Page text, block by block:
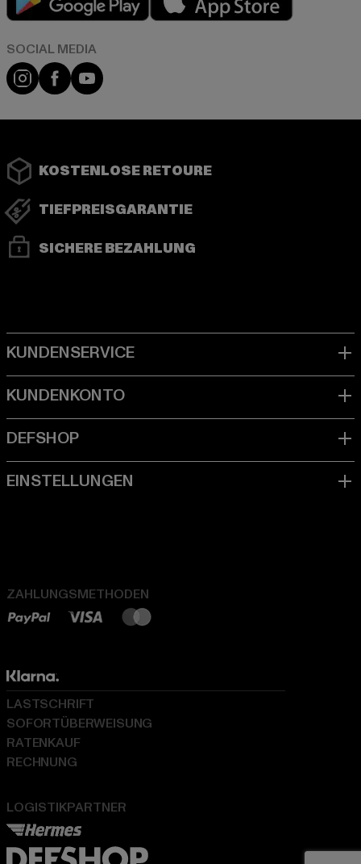
Instagram
FacebookYouTube
KOSTENLOSE RETOURE
TIEFPREISGARANTIE
SICHERE BEZAHLUNG
ZAHLUNGSMETHODEN
LOGISTIKPARTNER
LASTSCHRIFT
SOFORTÜBERWEISUNG
RATENKAUF
RECHNUNG